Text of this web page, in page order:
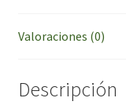
Valoraciones (0)
Descripción